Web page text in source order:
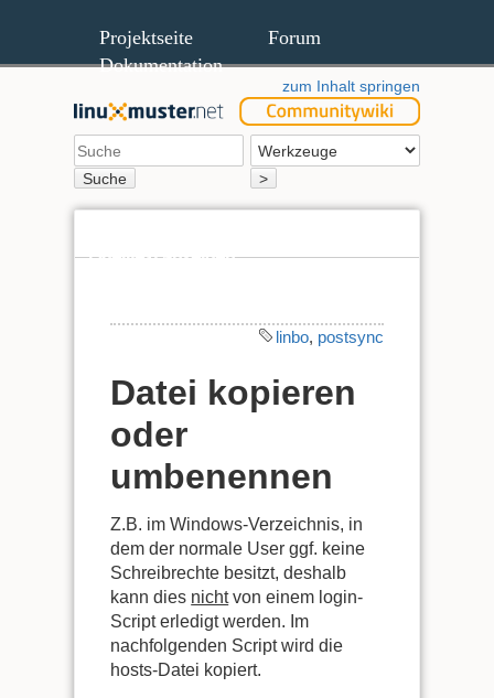
Projektseite
Forum
Dokumentation
zum Inhalt springen
Suche >
Quelltext anzeigen
linbo, postsync
Datei kopieren
oder
umbenennen
Z.B. im Windows-Verzeichnis, in
dem der normale User ggf. keine
Schreibrechte besitzt, deshalb
kann dies nichtvon einem login-
Script erledigt werden. Im
nachfolgenden Script wird die
hosts-Datei kopiert.